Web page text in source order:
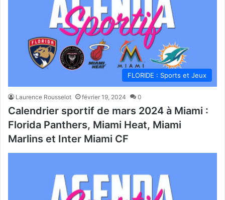
FLORIDE : Sports et Jeux
Laurence Rousselot février 19, 2024 0
Calendrier sportif de mars 2024 à Miami :
Florida Panthers, Miami Heat, Miami
Marlins et Inter Miami CF